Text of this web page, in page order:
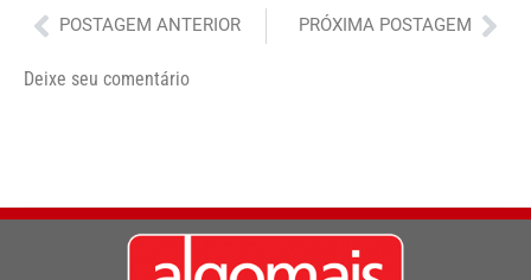
Anterior
POSTAGEM ANTERIOR PRÓXIMA POSTAGEM
Deixe seu comentário